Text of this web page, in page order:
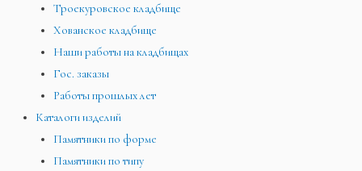
Троекуровское кладбище
Хованское кладбище
Наши работы на кладбищах
Гос. заказы
Работы прошлых лет
Каталоги изделий
Памятники по форме
Памятники по типу